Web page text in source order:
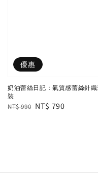
優惠
奶油蕾絲日記：氣質感蕾絲針織
裝
Regular
NT$ 990 Sale
NT$ 790